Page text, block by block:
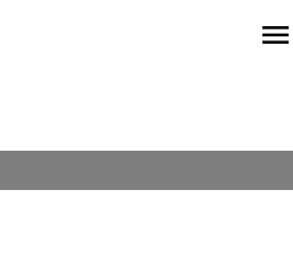
menu